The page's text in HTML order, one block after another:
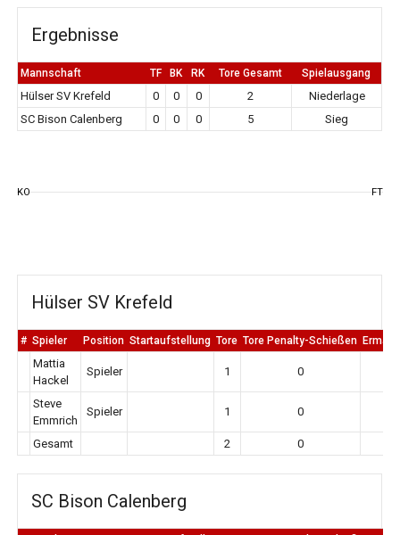
Ergebnisse
Mannschaft TF BK RK Tore Gesamt Spielausgang
Hülser SV Krefeld 0 0 0 2
Niederlage
SC Bison Calenberg
0 0 0 5 Sieg
KO FT
Hülser SV Krefeld
# Spieler Position Startaufstellung Tore Tore Penalty-Schießen
Mattia
Hackel
Spieler 1 0
Steve
Emmrich
Spieler 1 0
Gesamt 2 0
SC Bison Calenberg